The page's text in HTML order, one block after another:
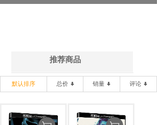
推荐商品
默认排序 总价 销量 评论